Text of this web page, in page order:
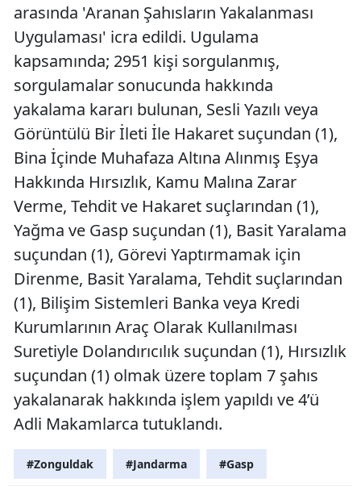
arasında 'Aranan Şahısların Yakalanması
Uygulaması' icra edildi. Ugulama
kapsamında; 2951 kişi sorgulanmış,
sorgulamalar sonucunda hakkında
yakalama kararı bulunan, Sesli Yazılı veya
Görüntülü Bir İleti İle Hakaret suçundan (1),
Bina İçinde Muhafaza Altına Alınmış Eşya
Hakkında Hırsızlık, Kamu Malına Zarar
Verme, Tehdit ve Hakaret suçlarından (1),
Yağma ve Gasp suçundan (1), Basit Yaralama
suçundan (1), Görevi Yaptırmamak için
Direnme, Basit Yaralama, Tehdit suçlarından
(1), Bilişim Sistemleri Banka veya Kredi
Kurumlarının Araç Olarak Kullanılması
Suretiyle Dolandırıcılık suçundan (1), Hırsızlık
suçundan (1) olmak üzere toplam 7 şahıs
yakalanarak hakkında işlem yapıldı ve 4’ü
Adli Makamlarca tutuklandı.
#Zonguldak #Jandarma #Gasp